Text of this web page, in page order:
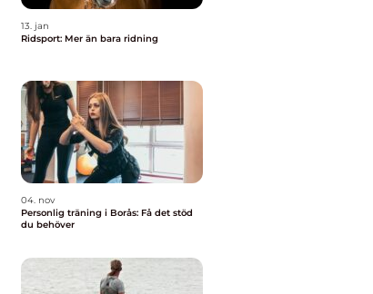
13. jan
Ridsport: Mer än bara ridning
04. nov
Personlig träning i Borås: Få det stöd
du behöver